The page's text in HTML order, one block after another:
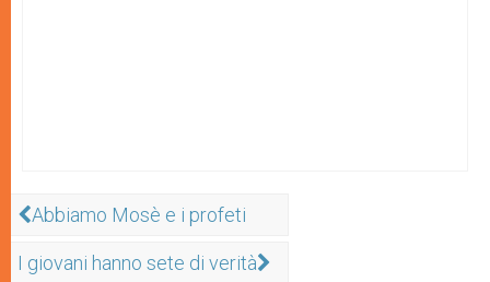
Abbiamo Mosè e i profeti
I giovani hanno sete di verità